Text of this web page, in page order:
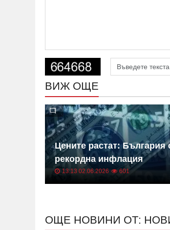
ВИЖ ОЩЕ
Цените растат: България
рекордна инфлация
13:13 02.06.2026 601
ОЩЕ НОВИНИ ОТ: